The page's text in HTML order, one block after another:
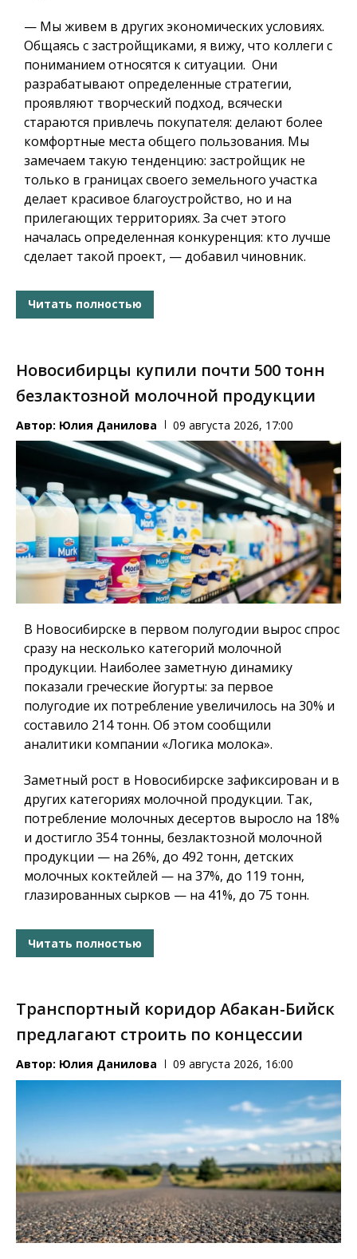
— Мы живем в других экономических условиях.
Общаясь с застройщиками, я вижу, что коллеги с
пониманием относятся к ситуации. Они
разрабатывают определенные стратегии,
проявляют творческий подход, всячески
стараются привлечь покупателя: делают более
комфортные места общего пользования. Мы
замечаем такую тенденцию: застройщик не
только в границах своего земельного участка
делает красивое благоустройство, но и на
прилегающих территориях. За счет этого
началась определенная конкуренция: кто лучше
сделает такой проект, — добавил чиновник.
Читать полностью
Новосибирцы купили почти 500 тонн
безлактозной молочной продукции
Автор: Юлия Данилова 09 августа 2026, 17:00
В Новосибирске в первом полугодии вырос спрос
сразу на несколько категорий молочной
продукции. Наиболее заметную динамику
показали греческие йогурты: за первое
полугодие их потребление увеличилось на 30% и
составило 214 тонн. Об этом сообщили
аналитики компании «Логика молока».
Заметный рост в Новосибирске зафиксирован и в
других категориях молочной продукции. Так,
потребление молочных десертов выросло на 18%
и достигло 354 тонны, безлактозной молочной
продукции — на 26%, до 492 тонн, детских
молочных коктейлей — на 37%, до 119 тонн,
глазированных сырков — на 41%, до 75 тонн.
Читать полностью
Транспортный коридор Абакан-Бийск
предлагают строить по концессии
Автор: Юлия Данилова 09 августа 2026, 16:00